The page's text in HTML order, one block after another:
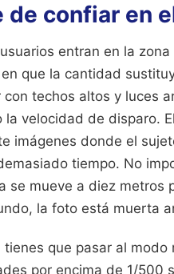
de confiar en
entran en la
que la cantidad
techos altos y luces
la velocidad de disparo.
imágenes donde el
tiempo. No
se mueve a diez metros
la foto está muerta
tienes que pasar al
por encima de 1/500